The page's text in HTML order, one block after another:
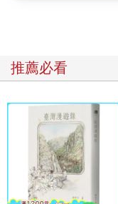
推薦必看